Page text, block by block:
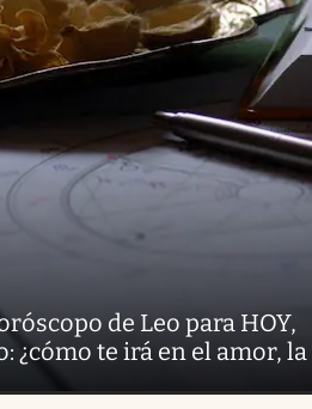
de Leo para HOY,
¿cómo te irá en el amor, la